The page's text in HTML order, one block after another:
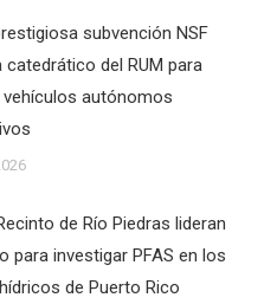
subvención NSF
catedrático del RUM para
autónomos
de Río Piedras lideran
para investigar PFAS en los
de Puerto Rico